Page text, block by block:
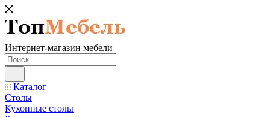
Интернет-магазин мебели
Каталог
Столы
Кухонные столы